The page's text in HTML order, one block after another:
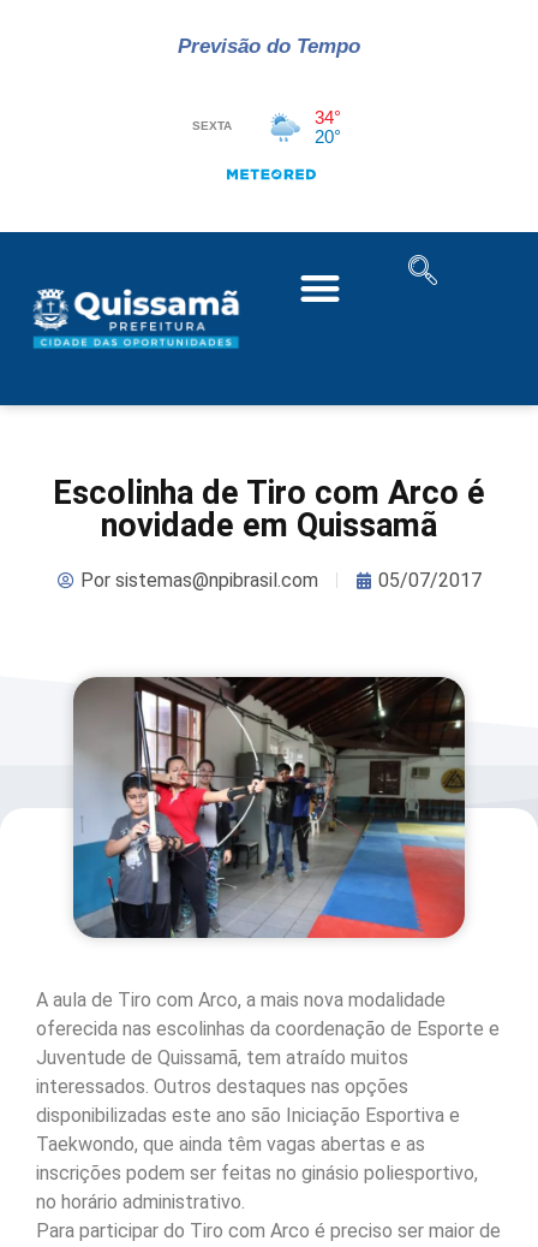
Previsão do Tempo
Escolinha de Tiro com Arco é
novidade em Quissamã
Porsistemas@npibrasil.com 05/07/2017
A aula de Tiro com Arco, a mais nova modalidade
oferecida nas escolinhas da coordenação de Esporte e
Juventude de Quissamã, tem atraído muitos
interessados. Outros destaques nas opções
disponibilizadas este ano são Iniciação Esportiva e
Taekwondo, que ainda têm vagas abertas e as
inscrições podem ser feitas no ginásio poliesportivo,
no horário administrativo.
Para participar do Tiro com Arco é preciso ser maior de